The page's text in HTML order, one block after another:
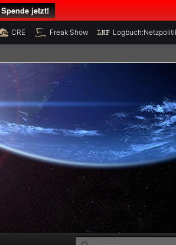
Spende jetzt!
CRE Freak Show